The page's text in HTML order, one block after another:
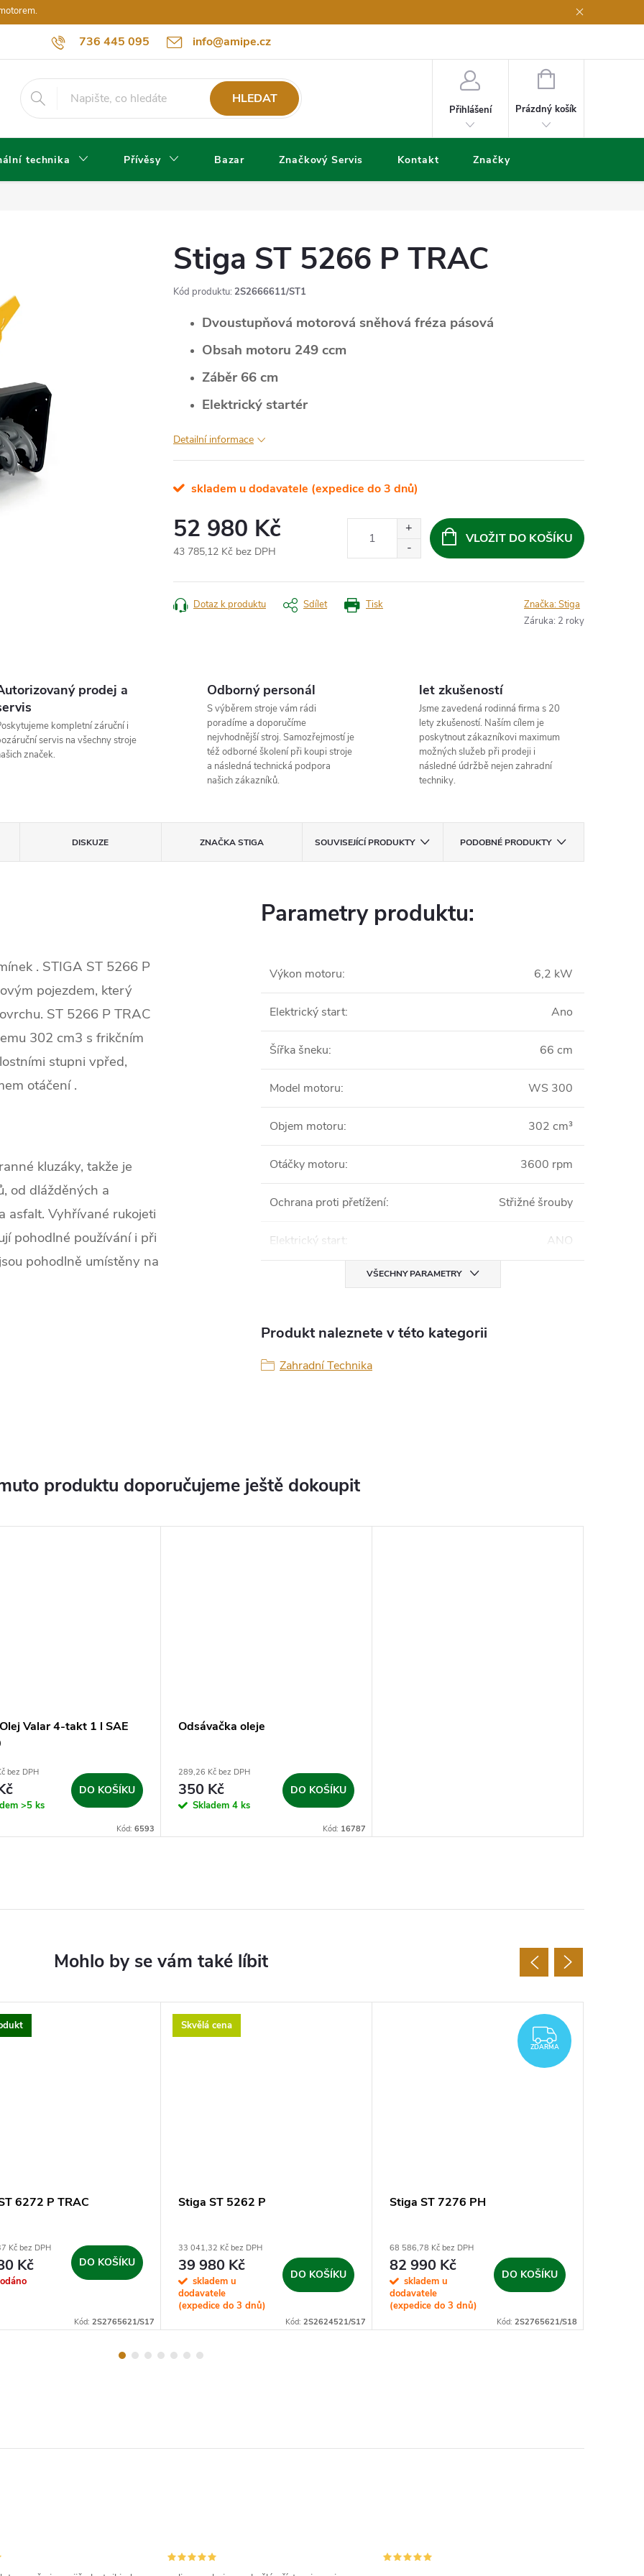
736 445 095 info@amipe.cz
HLEDAT
Přihlášení
NÁKUPNÍ
Prázdný košík
technika Přívěsy Bazar Značkový Servis Kontakt Značky
Stiga ST 5266 P TRAC
Kód produktu: 2S2666611/ST1
Dvoustupňová motorová sněhová fréza pásová
Obsah motoru 249 ccm
Záběr 66 cm
Elektrický startér
Detailní informace
skladem u dodavatele (expedice do 3 dnů)
52 980 Kč
43 785,12 Kč bez DPH
cena:
VLOŽIT DO KOŠÍKU
Tisk
Dotaz k produktu Sdílet Značka:Stiga
Záruka: 2 roky
prodej a
kompletní záruční i
servis na všechny stroje
značek.
Odborný personál
S výběrem stroje vám rádi
poradíme a doporučíme
nejvhodnější stroj. Samozřejmostí je
též odborné školení při koupi stroje
a následná technická podpora
našich zákazníků.
let zkušeností
Jsme zavedená rodinná firma s 20
lety zkušeností. Naším cílem je
poskytnout zákazníkovi maximum
možných služeb při prodeji i
následné údržbě nejen zahradní
techniky.
DISKUZE ZNAČKASTIGA SOUVISEJÍCÍ PRODUKTY PODOBNÉ PRODUKTY
. STIGA ST 5266 P
pojezdem, který
ST 5266 P TRAC
302 cm3 s frikčním
stupni vpřed,
otáčení .
kluzáky, takže je
od dlážděných a
asfalt. Vyhřívané rukojeti
pohodlné používání i při
pohodlně umístěny na
Parametry produktu:
Výkon motoru: 6,2 kW
Elektrický start: Ano
Šířka šneku: 66 cm
Model motoru: WS 300
Objem motoru: 302 cm³
Otáčky motoru: 3600 rpm
Ochrana proti přetížení: Střižné šrouby
Elektrický start: ANO
VŠECHNY PARAMETRY
Produkt naleznete v této kategorii
Zahradní Technika
produktu doporučujeme ještě dokoupit
Valar 4-takt 1 l SAE
bez DPH
>5 ks
DO KOŠÍKU
Kód: 6593
Odsávačka oleje
289,26 Kč bez DPH
350 Kč
Skladem 4 ks
DO KOŠÍKU
Kód: 16787
6272 P TRAC
Kč bez DPH
Kč DO KOŠÍKU
Kód: 2S2765621/S17
Skvělá cena
Stiga ST 5262 P
33 041,32 Kč bez DPH
39 980 Kč
skladem u
dodavatele
(expedice do 3 dnů)
DO KOŠÍKU
Kód: 2S2624521/S17
ZDARMA
ZDARMA
Stiga ST 7276 PH
68 586,78 Kč bez DPH
82 990 Kč
skladem u
dodavatele
(expedice do 3 dnů)
DO KOŠÍKU
Kód: 2S2765621/S18